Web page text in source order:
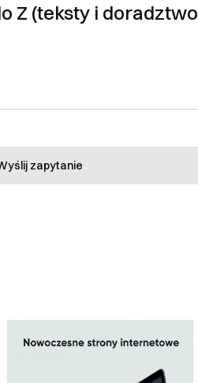
Z (teksty i doradztwo
zapytanie